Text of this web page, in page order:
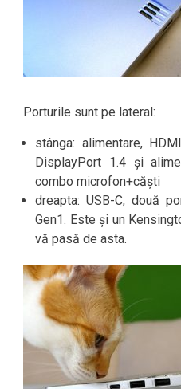
Porturile sunt pe lateral:
stânga: alimentare,
DisplayPort 1.4 și
combo microfon+căști
dreapta: USB-C, două
Gen1. Este și un
vă pasă de asta.